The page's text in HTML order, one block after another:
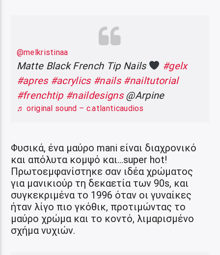
@melkristinaa
Matte Black French Tip Nails
#gelx
#apres #acrylics #nails #nailtutorial
#frenchtip #naildesigns@Arpine
♬ original sound – c.atlanticaudios
Φυσικά, ένα μαύρο mani είναι διαχρονικό
και απόλυτα κομψό και…super hot!
Πρωτοεμφανίστηκε σαν ιδέα χρώματος
για μανικιούρ τη δεκαετία των 90s, και
συγκεκριμένα το 1996 όταν οι γυναίκες
ήταν λίγο πιο γκόθικ, προτιμώντας το
μαύρο χρώμα και το κοντό, λιμαρισμένο
σχήμα νυχιών.